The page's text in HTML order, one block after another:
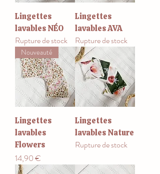
Lingettes
lavables NÉO
Rupture de stock
Lingettes
lavables AVA
Rupture de stock
Nouveauté
Lingettes
lavables
Flowers
Prix
14,90 €
Lingettes
lavables Nature
Rupture de stock